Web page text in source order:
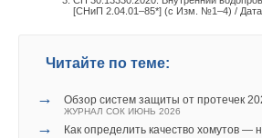
[СНиП 2.04.01–85*] (с Изм. №1–4) / Дата
Читайте по теме:
→ Обзор систем защиты от протечек
ЖУРНАЛ СОК ИЮНЬ 2026
→
Как определить качество хомутов —
(аустенитными сталями, никелевыми
резких перепадов температуры или
Для повышения надёжности систем
отопления и кондиционирования в их